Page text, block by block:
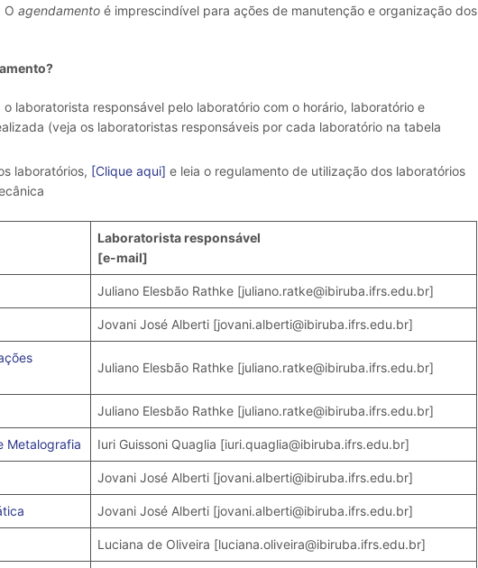
O agendamento é imprescindível para ações de manutenção e organização dos
o laboratorista responsável pelo laboratório com o horário, laboratório e
(veja os laboratoristas responsáveis por cada laboratório na tabela
laboratórios, [Clique aqui] e leia o regulamento de utilização dos laboratórios
Laboratorista responsável
[e-mail]
Juliano Elesbão Rathke [juliano.ratke@ibiruba.ifrs.edu.br]
Jovani José Alberti [jovani.alberti@ibiruba.ifrs.edu.br]
Juliano Elesbão Rathke [juliano.ratke@ibiruba.ifrs.edu.br]
Juliano Elesbão Rathke [juliano.ratke@ibiruba.ifrs.edu.br]
Metalografia Iuri Guissoni Quaglia [iuri.quaglia@ibiruba.ifrs.edu.br]
Jovani José Alberti [jovani.alberti@ibiruba.ifrs.edu.br]
Jovani José Alberti [jovani.alberti@ibiruba.ifrs.edu.br]
Luciana de Oliveira [luciana.oliveira@ibiruba.ifrs.edu.br]